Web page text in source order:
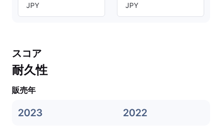
JPY
JPY
スコア
耐久性
販売年
2023 2022